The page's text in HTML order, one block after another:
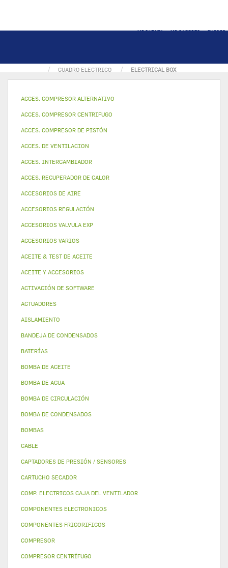
MI CUENTA MI CARRITO INICIO
CUADRO ELECTRICO
ELECTRICAL BOX
ACCES. COMPRESOR ALTERNATIVO
ACCES. COMPRESOR CENTRIFUGO
ACCES. COMPRESOR DE PISTÓN
ACCES. DE VENTILACION
ACCES. INTERCAMBIADOR
ACCES. RECUPERADOR DE CALOR
ACCESORIOS DE AIRE
ACCESORIOS REGULACIÓN
ACCESORIOS VALVULA EXP
ACCESORIOS VARIOS
ACEITE & TEST DE ACEITE
ACEITE Y ACCESORIOS
ACTIVACIÓN DE SOFTWARE
ACTUADORES
AISLAMIENTO
BANDEJA DE CONDENSADOS
BATERÍAS
BOMBA DE ACEITE
BOMBA DE AGUA
BOMBA DE CIRCULACIÓN
BOMBA DE CONDENSADOS
BOMBAS
CABLE
CAPTADORES DE PRESIÓN / SENSORES
CARTUCHO SECADOR
COMP. ELECTRICOS CAJA DEL VENTILADOR
COMPONENTES ELECTRONICOS
COMPONENTES FRIGORIFICOS
COMPRESOR
COMPRESOR CENTRÍFUGO